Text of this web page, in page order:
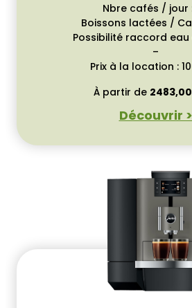
Nbre cafés / jour
Boissons lactées /
Possibilité raccord
–
Prix à la location :
À partir de 2483,00
Découvrir >